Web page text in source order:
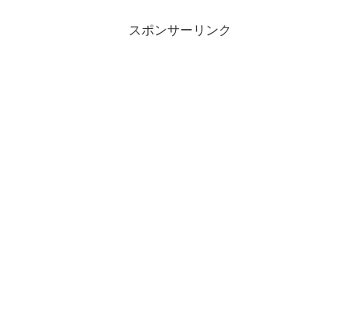
スポンサーリンク